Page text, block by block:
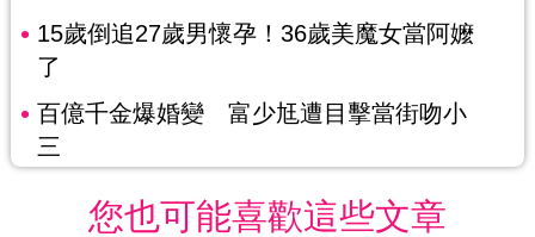
15歲倒追27歲男懷孕！36歲美魔女當阿嬤
了
百億千金爆婚變 富少尪遭目擊當街吻小
三
您也可能喜歡這些文章